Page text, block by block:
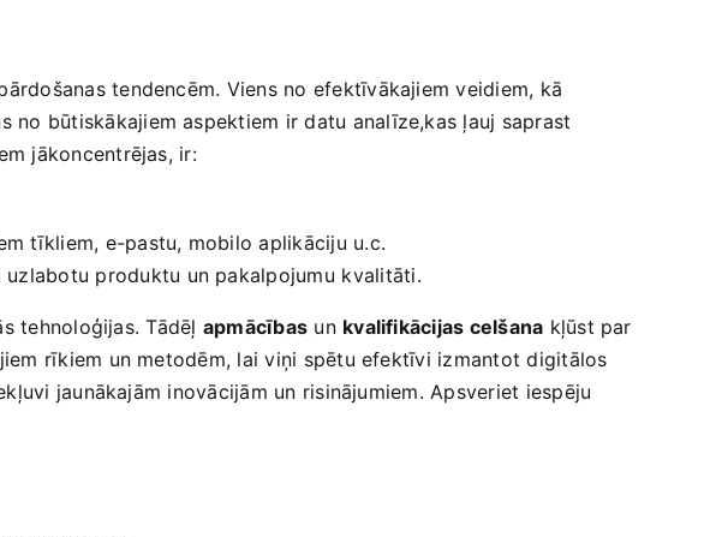
tendencēm. Viens no efektīvākajiem veidiem, kā
no būtiskākajiem aspektiem ir datu analīze,kas ļauj saprast
jākoncentrējas, ir:
tīkliem, e-pastu, mobilo aplikāciju u.c.
uzlabotu produktu un pakalpojumu ⁤kvalitāti.
tehnoloģijas. Tādēļ apmācības un kvalifikācijas celšana kļūst par
rīkiem un metodēm, lai viņi spētu efektīvi ​izmantot digitālos
jaunākajām inovācijām un risinājumiem. Apsveriet iespēju